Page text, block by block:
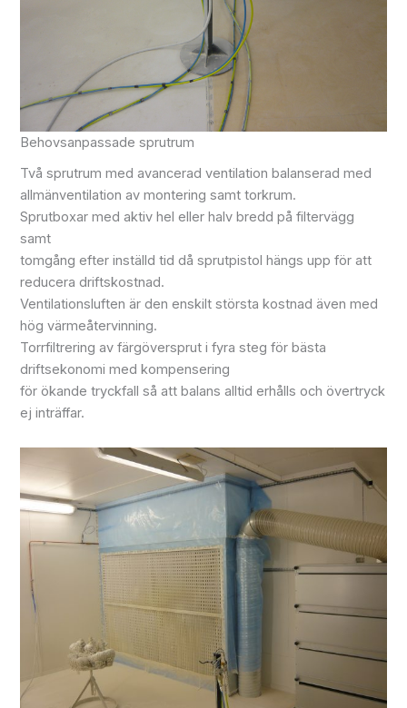
Behovsanpassade sprutrum
Två sprutrum med avancerad ventilation balanserad med
allmänventilation av montering samt torkrum.
Sprutboxar med aktiv hel eller halv bredd på filtervägg
samt
tomgång efter inställd tid då sprutpistol hängs upp för att
reducera driftskostnad.
Ventilationsluften är den enskilt största kostnad även med
hög värmeåtervinning.
Torrfiltrering av färgöversprut i fyra steg för bästa
driftsekonomi med kompensering
för ökande tryckfall så att balans alltid erhålls och övertryck
ej inträffar.